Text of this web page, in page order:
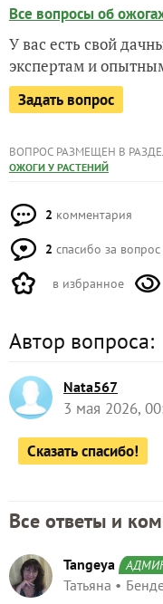
Все вопросы об
У вас есть свой
экспертам и
Задать вопрос
ВОПРОС РАЗМЕЩЕН В
ОЖОГИ У РАСТЕНИЙ
2 комментария
2 спасибо за вопрос
в избранное
Автор вопроса:
Nata567
3 мая 2026,
Сказать спасибо!
Все ответы и
Tangeya
Татьяна